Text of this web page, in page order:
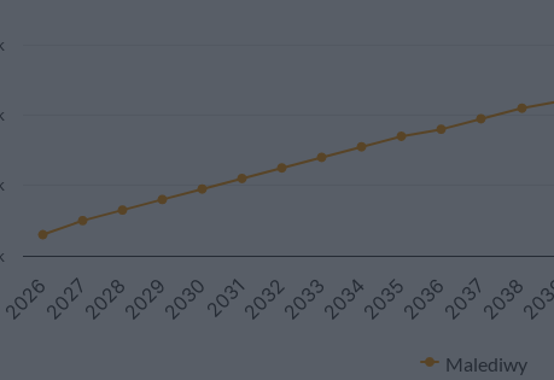
Malediwy
2026202720282029203020312032203320342035203620372038